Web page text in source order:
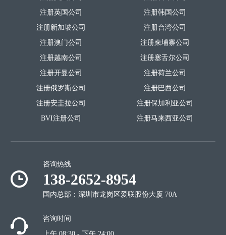
注册英国公司
注册新加坡公司
注册澳门公司
注册韩国公司
注册台湾公司
注册柬埔寨公司
注册越南公司
注册开曼公司
注册俄罗斯公司
注册安圭拉公司
BVI注册公司
注册塞舌尔公司
注册荷兰公司
注册巴西公司
注册保加利亚公司
注册马来西亚公司
咨询热线
138-2652-8954
国内总部：深圳市龙岗区爱联股份大厦 70A
咨询时间
上午 08:30 - 下午 24:00